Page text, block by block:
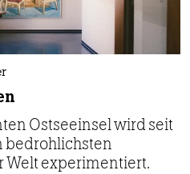
Ostseeinsel wird seit
bedrohlichsten
Welt experimentiert.